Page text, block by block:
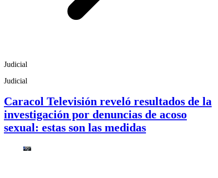
Judicial
Judicial
Caracol Televisión reveló resultados de la
investigación por denuncias de acoso
sexual: estas son las medidas